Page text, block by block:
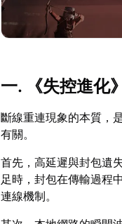
一. 《失控進化
斷線重連現象的本質，
有關。
首先，高延遲與封包遺
足時，封包在傳輸過程
連線機制。